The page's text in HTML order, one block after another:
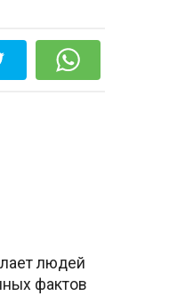
людей
фактов